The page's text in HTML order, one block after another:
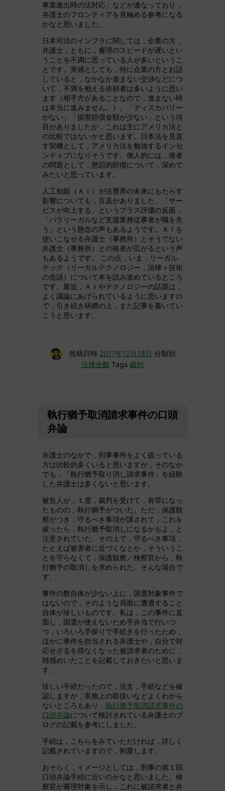
事業進出時の法対応」などが連なっており，
弁護士のフロンティアを見極める参考になる
かなと思いました。
日本司法のインフラに関しては，企業の方，
弁護士，ともに，審理のスピードが遅いとい
うことを不満に思っている人が多いというこ
とです。実感としても，特に企業の方とお話
していると，なかなか進まない交渉などにつ
いて，不満を抱える依頼者は多いように思い
ます（相手方があることなので，進まない時
は本当に進みません。）。「ディスカバリー
がない」「損害賠償金額が少ない」という項
目がありましたが，これは主にアメリカ法と
の比較ではないかと思います。日本法を見直
す契機として，アメリカ法を勉強するインセ
ンティブになりそうです。個人的には，後者
の問題として，懲罰的賠償について，深めて
みたいと思っています。
人工知能（ＡＩ）が法曹界の未来にもたらす
影響についても，言及がありました。「サー
ビスが向上する」というプラス評価の反面，
「パラリーガルなど支援業務従事者が職を失
う」という懸念の声もあるようです。ＡＩを
使いこなせる弁護士（事務所）とそうでない
弁護士（事務所）との格差が広がるという声
もあるようです。 この点，いま，リーガル
テック（リーガルテクノロジー，法律＋技術
の造語）について本を読み進めているところ
です。最近，ＡＩやテクノロジーの話題は，
よく議論にあげられているように思いますの
で，引き続き研鑽の上，また記事を書いてい
こうと思います。
投稿日時 2017年12月18日 分類別
法律全般 Tags 裁判
執行猶予取消請求事件の口頭
弁論
弁護士のなかで，刑事事件をよく扱っている
方は比較的多くいると思いますが，そのなか
でも，「執行猶予取り消し請求事件」を経験
した弁護士は多くないと思います。
被告人が，１度，裁判を受けて，有罪になっ
たものの，執行猶予がついた。ただ，保護観
察がつき，守るべき事項が課されて，これを
破ったら，執行猶予取消しになるかもよ，と
注意されていた。その上で，守るべき事項，
たとえば被害者に近づくなとか，そういうこ
とを守らなくて，保護観察／検察官から，執
行猶予の取消しを求められた。そんな場合で
す。
事件の数自体が少ない上に，国選対象事件で
はないので，そのような局面に遭遇すること
自体が珍しいものです。私は，この事件に直
面し，国選が使えないため手弁当で行いつ
つ，いろいろ手探りで手続きを行ったため，
ほかに事件を担当される弁護士や，自分で対
応せざるを得なくなった被請求者のために，
雑感めいたことを記載しておきたいと思いま
す。
珍しい手続だったので，法文，手続などを確
認しますが，実務上の取扱いなどよくわから
ないところもあり， 執行猶予取消請求事件の
口頭弁論について検討されている弁護士のブ
ログの記載を参考にしました。
手続は，こちらをみていただければ，詳しく
記載されていますので，割愛します。
おそらく，イメージとしては，刑事の第１回
口頭弁論手続に近いのかなと思いました。検
察官が審理対象を示し，これに被請求者と弁